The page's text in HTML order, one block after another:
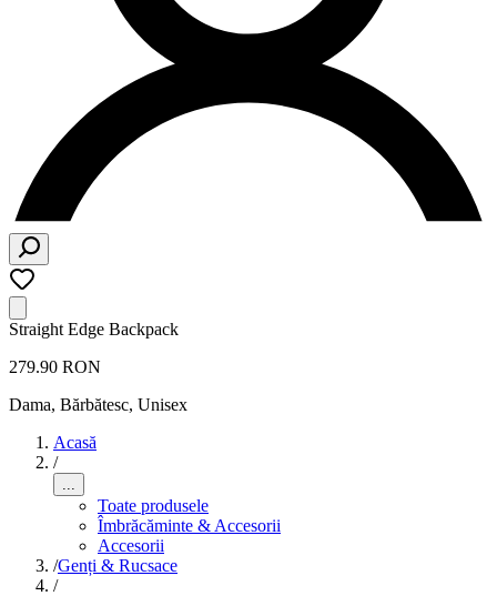
Straight Edge Backpack
279.90 RON
Dama, Bărbătesc, Unisex
Acasă
/
...
Toate produsele
Îmbrăcăminte & Accesorii
Accesorii
/Genți & Rucsace
/